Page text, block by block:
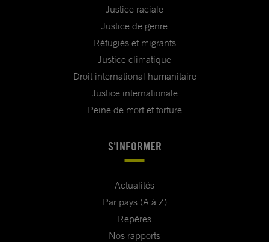
Justice raciale
Justice de genre
Réfugiés et migrants
Justice climatique
Droit international humanitaire
Justice internationale
Peine de mort et torture
S'INFORMER
Actualités
Par pays (A à Z)
Repères
Nos rapports